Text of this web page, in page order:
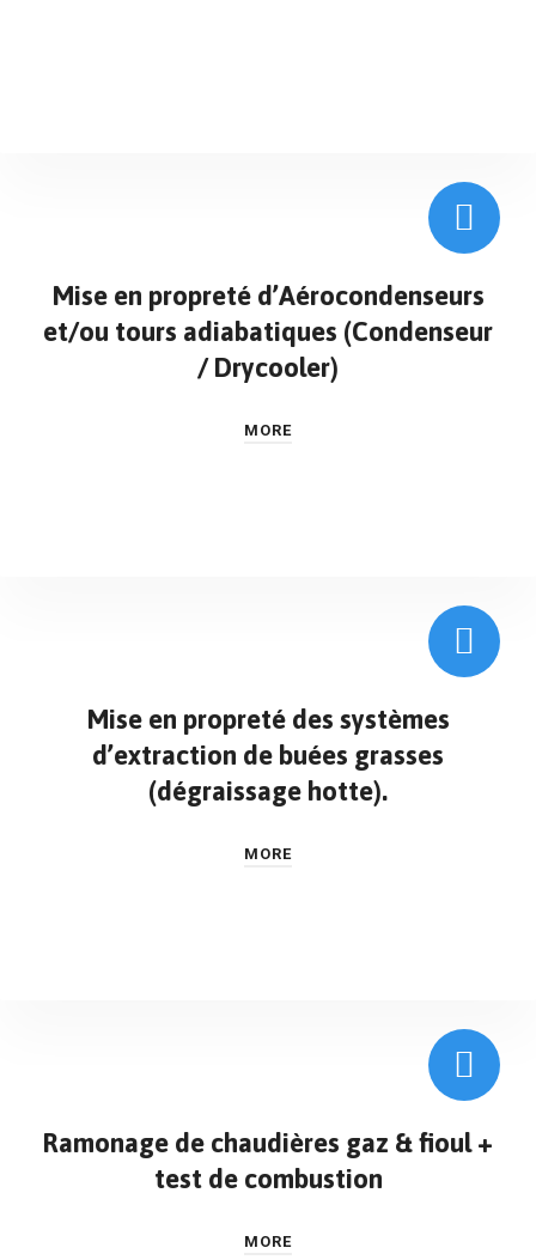
Mise en propreté d’Aérocondenseurs
et/ou tours adiabatiques (Condenseur
/ Drycooler)
MORE
Mise en propreté des systèmes
d’extraction de buées grasses
(dégraissage hotte).
MORE
Ramonage de chaudières gaz & fioul +
test de combustion
MORE